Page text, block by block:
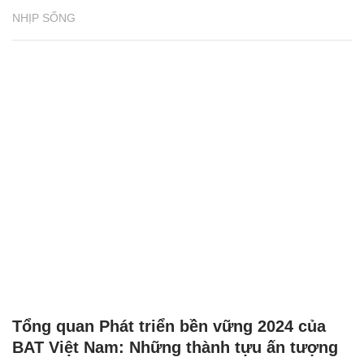
NHỊP SỐNG
Tổng quan Phát triển bền vững 2024 của
BAT Việt Nam: Những thành tựu ấn tượng